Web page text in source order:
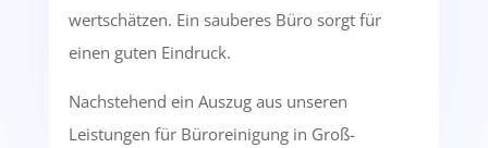
wertschätzen. Ein sauberes Büro sorgt für
einen guten Eindruck.
Nachstehend ein Auszug aus unseren
Leistungen für Büroreinigung in Groß-